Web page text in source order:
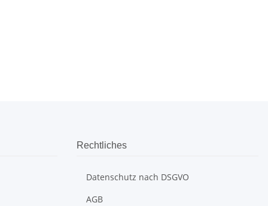
Rechtliches
Datenschutz nach DSGVO
AGB